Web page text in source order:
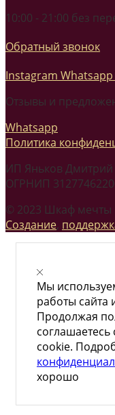
10:00 - 21:00 без
Обратный звонок
Instagram Whatsapp
Отзывы и
Whatsapp
Политика
ИП Яньков
ОГРНИП
© 2023 Шкаф мечты
Создание,
Мы
работы сайта
Продолжая
cookie.
хорошо